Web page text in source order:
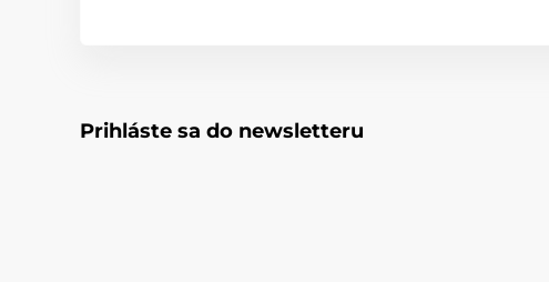
Prihláste sa do newsletteru